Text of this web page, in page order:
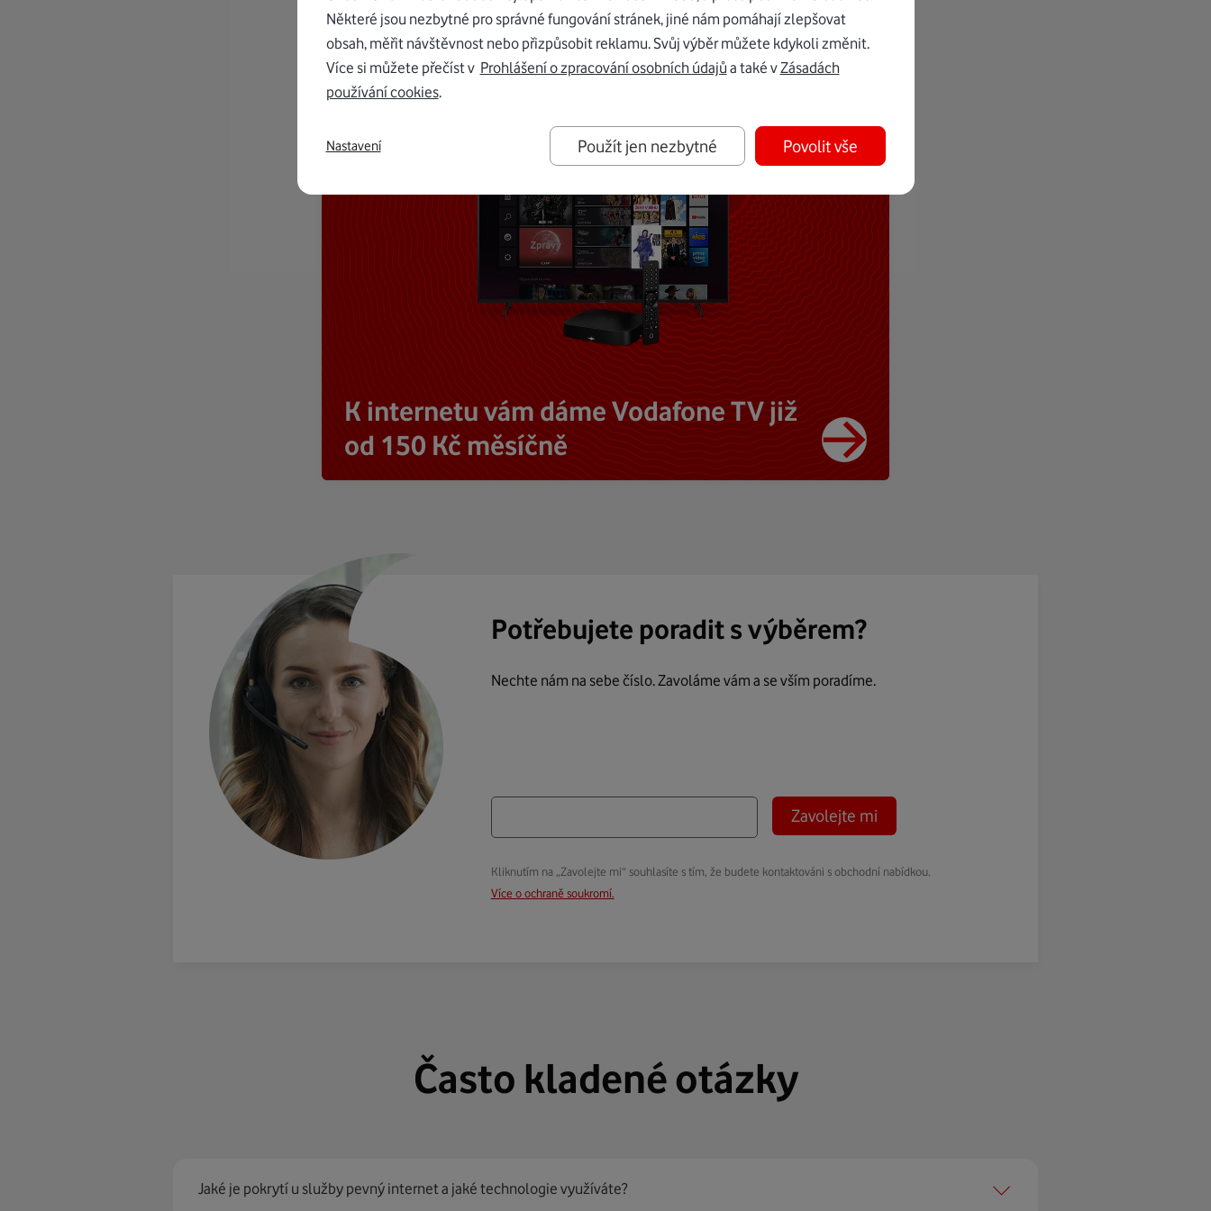
Mohlo by vás zajímat
K internetu vám dáme Vodafone TV již
od 150 Kč měsíčně
Potřebujete poradit s výběrem?
Nechte nám na sebe číslo. Zavoláme vám a se vším poradíme.
Zavolejte mi
Kliknutím na „Zavolejte mi“ souhlasíte s tím, že budete kontaktováni s obchodní nabídkou.
Více o ochraně soukromí.
Často kladené otázky
Jaké je pokrytí u služby pevný internet a jaké technologie využíváte?
Některé jsou nezbytné pro správné fungování stránek, jiné nám pomáhají zlepšovat
obsah, měřit návštěvnost nebo přizpůsobit reklamu. Svůj výběr můžete kdykoli změnit.
Více si můžete přečíst v Prohlášení o zpracování osobních údajů a také vZásadách
používání cookies.
Použít jen nezbytné Povolit vše
Nastavení